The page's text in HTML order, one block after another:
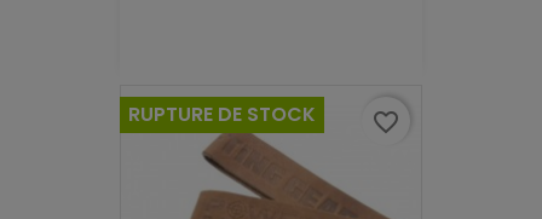
RUPTURE DE STOCK favorite_border